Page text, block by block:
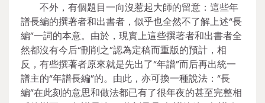
不外，有個題目一向沒惹起大師的留意：這些年
譜長編的撰著者和出書者，似乎也全然不了解上述“長
編”一詞的本意。由於，現實上這些撰著者和出書者全
然都沒有今后“刪削之”認為定稿而重版的預計，相
反，有些撰著者原來就是先出了“年譜”而后再出統一
譜主的“年譜長編”的。由此，亦可換一種說法：“長
編”在此刻的意思和做法都已有了很年夜的甚至完整相